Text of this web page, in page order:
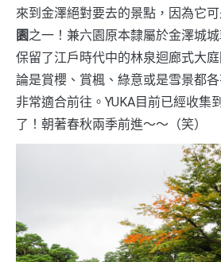
來到金澤絕對要去的景點，因為它
園之一！兼六園原本隸屬於金澤城
保留了江戶時代中的林泉迴廊式大
論是賞櫻、賞楓、綠意或是雪景都
非常適合前往。YUKA目前已經收集
了！朝著春秋兩季前進～～（笑）